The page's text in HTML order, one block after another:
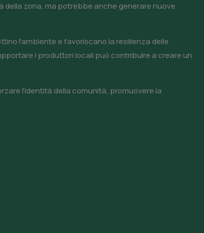
della zona, ma potrebbe anche generare nuove
l'ambiente e favoriscano la resilienza delle
i produttori locali può contribuire a creare un
l'identità della comunità, promuovere la